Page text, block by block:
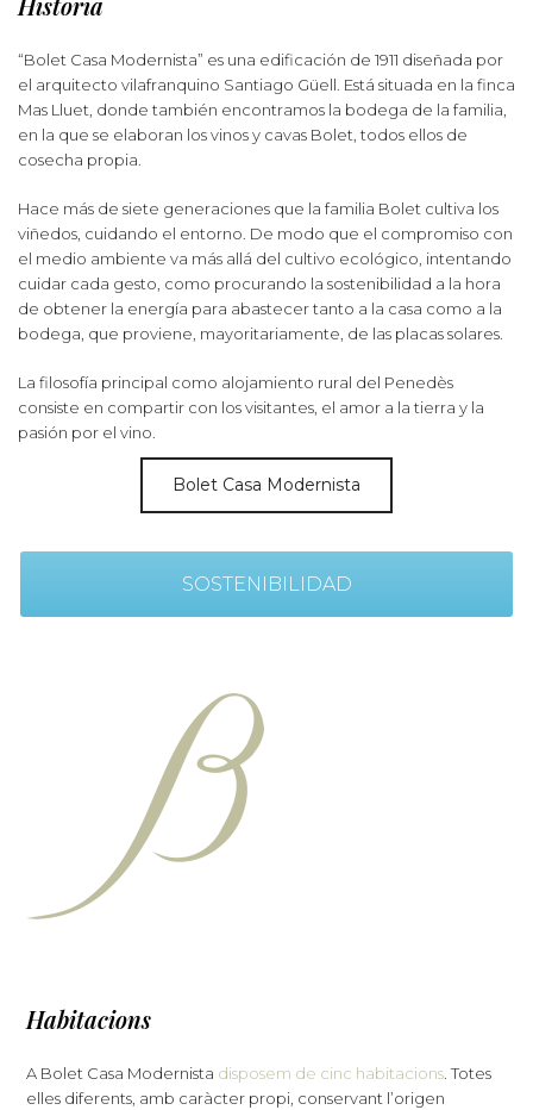
“Bolet Casa Modernista” es una edificación de 1911 diseñada por
el arquitecto vilafranquino Santiago Güell. Está situada en la finca
Mas Lluet, donde también encontramos la bodega de la familia,
en la que se elaboran los vinos y cavas Bolet, todos ellos de
cosecha propia.
Hace más de siete generaciones que la familia Bolet cultiva los
viñedos, cuidando el entorno. De modo que el compromiso con
el medio ambiente va más allá del cultivo ecológico, intentando
cuidar cada gesto, como procurando la sostenibilidad a la hora
de obtener la energía para abastecer tanto a la casa como a la
bodega, que proviene, mayoritariamente, de las placas solares.
La filosofía principal como alojamiento rural del Penedès
consiste en compartir con los visitantes, el amor a la tierra y la
pasión por el vino.
Bolet Casa Modernista
SOSTENIBILIDAD
Habitacions
A Bolet Casa Modernista disposem de cinc habitacions. Totes
elles diferents, amb caràcter propi, conservant l’origen